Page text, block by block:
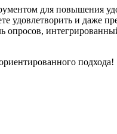
для повышения
удовлетворить и даже
опросов,
подхода!